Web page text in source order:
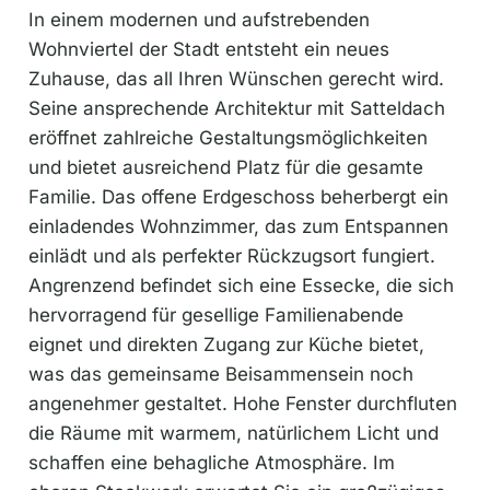
In einem modernen und aufstrebenden
Wohnviertel der Stadt entsteht ein neues
Zuhause, das all Ihren Wünschen gerecht wird.
Seine ansprechende Architektur mit Satteldach
eröffnet zahlreiche Gestaltungsmöglichkeiten
und bietet ausreichend Platz für die gesamte
Familie. Das offene Erdgeschoss beherbergt ein
einladendes Wohnzimmer, das zum Entspannen
einlädt und als perfekter Rückzugsort fungiert.
Angrenzend befindet sich eine Essecke, die sich
hervorragend für gesellige Familienabende
eignet und direkten Zugang zur Küche bietet,
was das gemeinsame Beisammensein noch
angenehmer gestaltet. Hohe Fenster durchfluten
die Räume mit warmem, natürlichem Licht und
schaffen eine behagliche Atmosphäre. Im